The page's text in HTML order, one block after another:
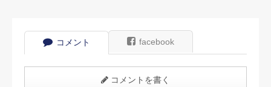
コメント facebook
コメントを書く